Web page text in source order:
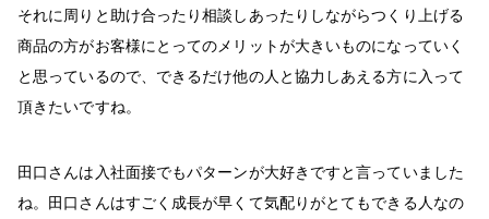
それに周りと助け合ったり相談しあったりしながらつくり上げる
商品の方がお客様にとってのメリットが大きいものになっていく
と思っているので、できるだけ他の人と協力しあえる方に入って
頂きたいですね。
田口さんは入社面接でもパターンが大好きですと言っていました
ね。田口さんはすごく成長が早くて気配りがとてもできる人なの